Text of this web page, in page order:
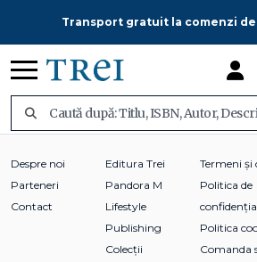
Transport gratuit la comenzi de
Despre noi
Parteneri
Contact
Editura Trei
Pandora M
Lifestyle
Publishing
Colecții
Termeni și
Politica de
Politica
Comanda